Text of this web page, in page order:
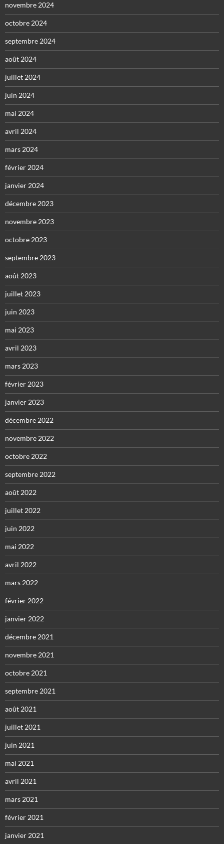
novembre 2024
octobre 2024
septembre 2024
août 2024
juillet 2024
juin 2024
mai 2024
avril 2024
mars 2024
février 2024
janvier 2024
décembre 2023
novembre 2023
octobre 2023
septembre 2023
août 2023
juillet 2023
juin 2023
mai 2023
avril 2023
mars 2023
février 2023
janvier 2023
décembre 2022
novembre 2022
octobre 2022
septembre 2022
août 2022
juillet 2022
juin 2022
mai 2022
avril 2022
mars 2022
février 2022
janvier 2022
décembre 2021
novembre 2021
octobre 2021
septembre 2021
août 2021
juillet 2021
juin 2021
mai 2021
avril 2021
mars 2021
février 2021
janvier 2021